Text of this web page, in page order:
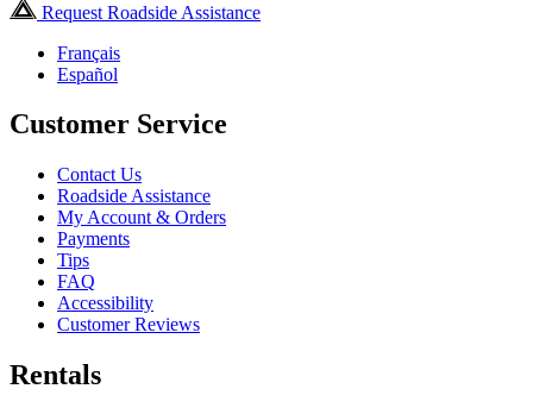
Request Roadside Assistance
Français
Español
Customer Service
Contact Us
Roadside Assistance
My Account & Orders
Payments
Tips
FAQ
Accessibility
Customer Reviews
Rentals